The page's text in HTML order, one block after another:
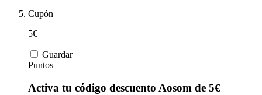
Cupón
5€
Guardar
Puntos
Activa tu código descuento Aosom de 5€